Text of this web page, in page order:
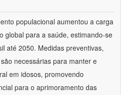
populacional aumentou a carga
global para a saúde, estimando-se
até 2050. Medidas preventivas,
necessárias para manter e
em idosos, promovendo
para o aprimoramento das